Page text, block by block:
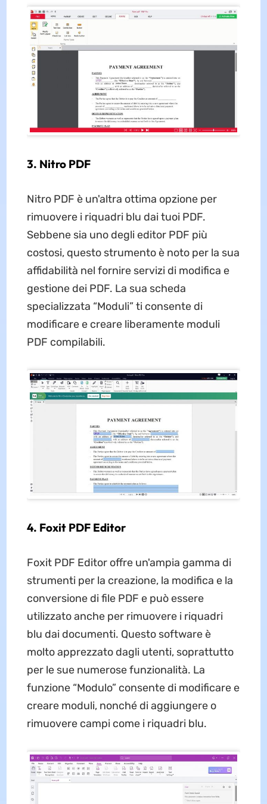
3. Nitro PDF
Nitro PDF è un'altra ottima opzione per
rimuovere i riquadri blu dai tuoi PDF.
Sebbene sia uno degli editor PDF più
costosi, questo strumento è noto per la sua
affidabilità nel fornire servizi di modifica e
gestione dei PDF. La sua scheda
specializzata “Moduli” ti consente di
modificare e creare liberamente moduli
PDF compilabili.
4. Foxit PDF Editor
Foxit PDF Editor offre un'ampia gamma di
strumenti per la creazione, la modifica e la
conversione di file PDF e può essere
utilizzato anche per rimuovere i riquadri
blu dai documenti. Questo software è
molto apprezzato dagli utenti, soprattutto
per le sue numerose funzionalità. La
funzione “Modulo” consente di modificare e
creare moduli, nonché di aggiungere o
rimuovere campi come i riquadri blu.